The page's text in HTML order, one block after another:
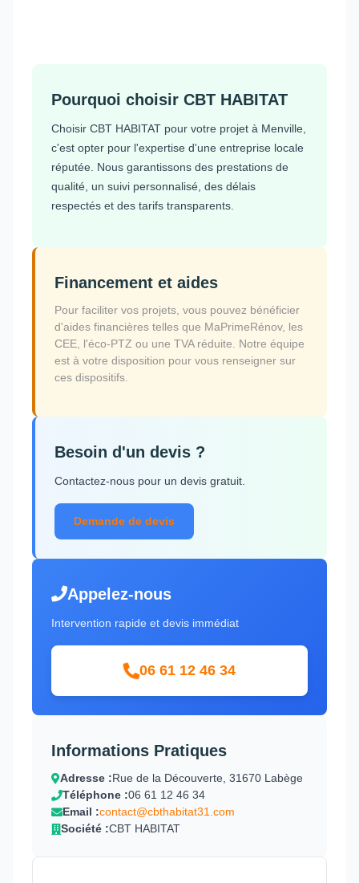
Pourquoi choisir CBT HABITAT
Choisir CBT HABITAT pour votre projet à Menville,
c'est opter pour l'expertise d'une entreprise locale
réputée. Nous garantissons des prestations de
qualité, un suivi personnalisé, des délais
respectés et des tarifs transparents.
Financement et aides
Pour faciliter vos projets, vous pouvez bénéficier
d'aides financières telles que MaPrimeRénov, les
CEE, l'éco-PTZ ou une TVA réduite. Notre équipe
est à votre disposition pour vous renseigner sur
ces dispositifs.
Besoin d'un devis ?
Contactez-nous pour un devis gratuit.
Demande de devis
Appelez-nous
Intervention rapide et devis immédiat
06 61 12 46 34
Informations Pratiques
Adresse :Rue de la Découverte, 31670 Labège
Téléphone :06 61 12 46 34
Email :contact@cbthabitat31.com
Société :CBT HABITAT